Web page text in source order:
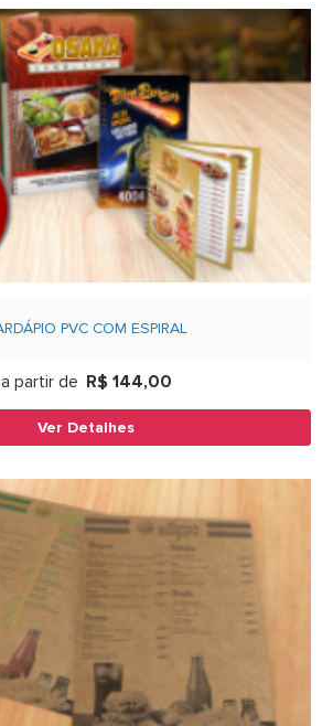
PVC COM ESPIRAL
a partir de R$ 144,00
Ver Detalhes